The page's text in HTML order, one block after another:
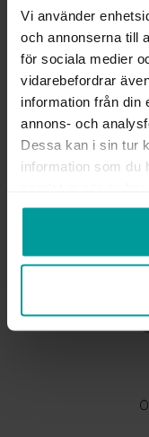
Vi använder
och annonserna till
för sociala medier
vidarebefordrar
information från din
annons- och
Dessa kan i sin tur
information som du
HÖJD CA (MM)
LÄNGD CA (CM)
VARUMÄRKE
MATERIAL
STEN/PÄRLA